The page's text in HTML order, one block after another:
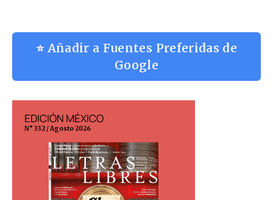
⭐ Añadir a Fuentes Preferidas de
Google
EDICIÓN MÉXICO
N° 332 / Agosto 2026